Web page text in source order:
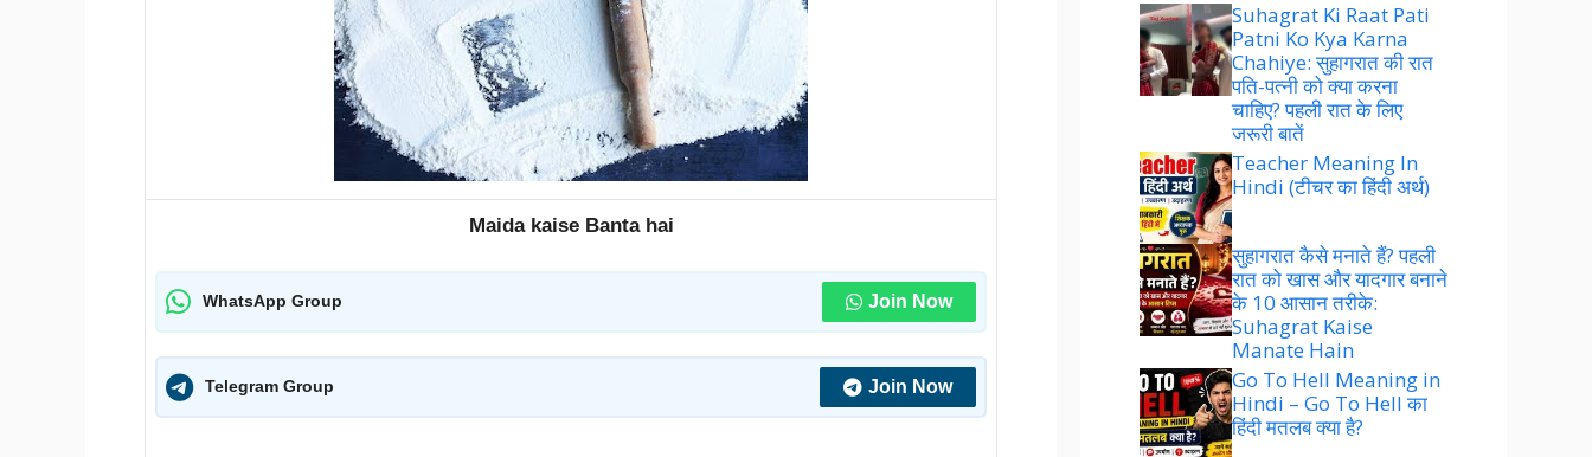
Maida kaise Banta hai
WhatsApp Group Join Now
Telegram Group Join Now
Suhagrat Ki Raat Pati
Patni Ko Kya Karna
Chahiye: सुहागरात की रात
पति-पत्नी को क्या करना
चाहिए? पहली रात के लिए
जरूरी बातें
Teacher Meaning In
Hindi (टीचर का हिंदी अर्थ)
सुहागरात कैसे मनाते हैं? पहली
रात को खास और यादगार बनाने
के 10 आसान तरीके:
Suhagrat Kaise
Manate Hain
Go To Hell Meaning in
Hindi – Go To Hell का
हिंदी मतलब क्या है?